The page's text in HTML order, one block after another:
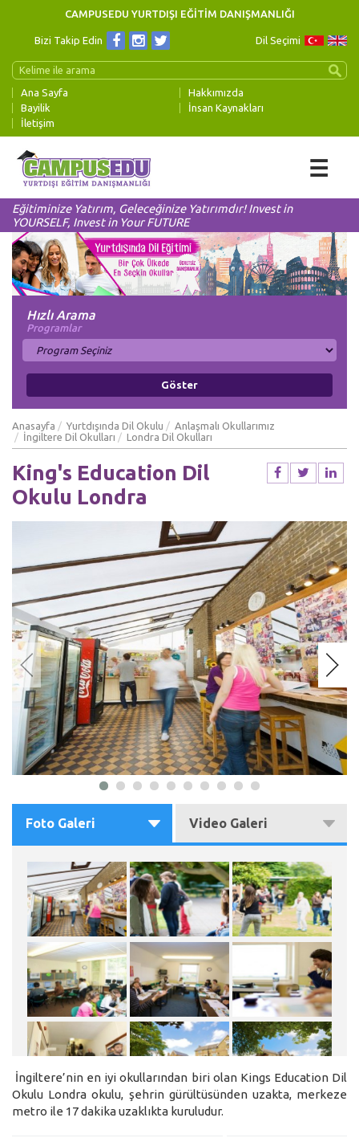
CAMPUSEDU YURTDIŞI EĞİTİM DANIŞMANLIĞI
Dil Seçimi
Bizi Takip Edin
Ana Sayfa
Hakkımızda
Bayilik
İnsan Kaynakları
İletişim
☰
Eğitiminize Yatırım, Geleceğinize Yatırımdır! Invest in
YOURSELF, Invest in Your FUTURE
Hızlı Arama
Programlar
Anasayfa Yurtdışında Dil Okulu
Anlaşmalı Okullarımız
İngiltere Dil Okulları
Londra Dil Okulları
King's Education Dil
Okulu Londra
Foto Galeri Video Galeri
İngiltere’nin en iyi okullarından biri olan Kings Education Dil
Okulu Londra okulu, şehrin gürültüsünden uzakta, merkeze
metro ile 17 dakika uzaklıkta kuruludur.